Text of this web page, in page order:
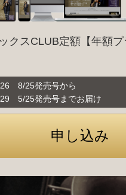
クスCLUB定額【年額プ
8/25発売号から
5/25発売号までお届け